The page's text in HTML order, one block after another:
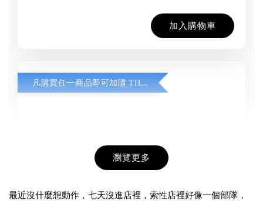
加入購物車
凡購買任一商品即可加購 THT 九週年紀念 T-shirt
瀏覽更多
最近沒什麼想動作，七天沒進店裡，索性店裡好像一個部隊，